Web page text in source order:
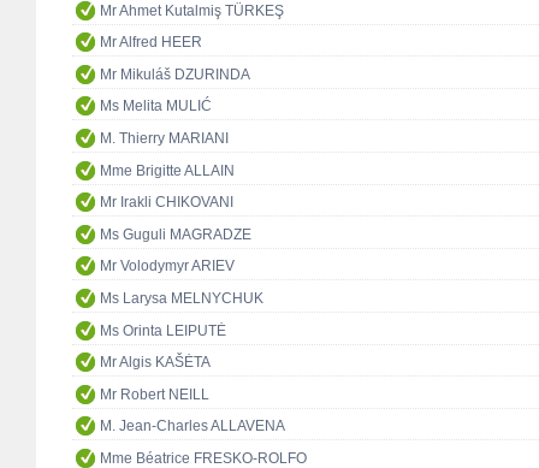
Mr Ahmet Kutalmiş TÜRKEŞ
Mr Alfred HEER
Mr Mikuláš DZURINDA
Ms Melita MULIĆ
M. Thierry MARIANI
Mme Brigitte ALLAIN
Mr Irakli CHIKOVANI
Ms Guguli MAGRADZE
Mr Volodymyr ARIEV
Ms Larysa MELNYCHUK
Ms Orinta LEIPUTĖ
Mr Algis KAŠĖTA
Mr Robert NEILL
M. Jean-Charles ALLAVENA
Mme Béatrice FRESKO-ROLFO